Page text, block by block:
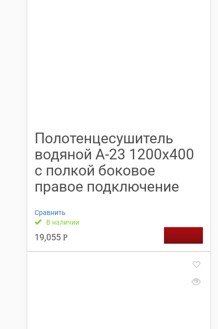
Полотенцесушитель
водяной А-23 1200х400
с полкой боковое
правое подключение
Сравнить
В наличии
19,055 Р